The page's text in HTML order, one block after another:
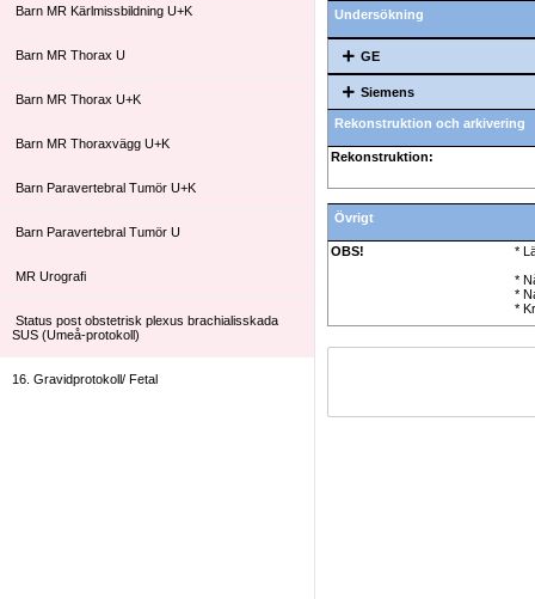
Barn MR Kärlmissbildning U+K
Barn MR Thorax U
Barn MR Thorax U+K
Barn MR Thoraxvägg U+K
Barn Paravertebral Tumör U+K
Barn Paravertebral Tumör U
MR Urografi
Status post obstetrisk plexus brachialisskada
SUS (Umeå-protokoll)
16. Gravidprotokoll/ Fetal
Undersökning
GE
Siemens
Rekonstruktion och arkivering
Rekonstruktion:
Övrigt
OBS!
*
*
*
*